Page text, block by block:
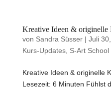
Kreative Ideen &
von Sandra Süsser| Juli
Kurs-Updates, S-Art School
Kreative Ideen & originelle
Lesezeit: 6 Minuten Fühlst